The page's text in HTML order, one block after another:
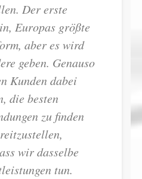
Der erste
Europas größte
aber es wird
geben. Genauso
Kunden dabei
die besten
zu finden
wir dasselbe
tun.